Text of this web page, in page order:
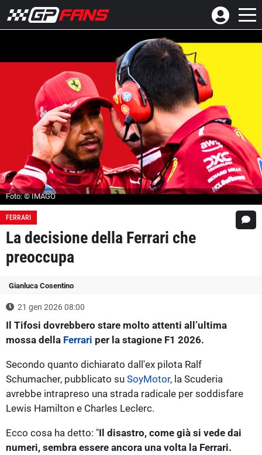
Foto: © IMAGO
FERRARI
La decisione della Ferrari che
preoccupa
Gianluca Cosentino
21 gen 2026 08:00
Il Tifosi dovrebbero stare molto attenti all’ultima
mossa della Ferrari per la stagione F1 2026.
Secondo quanto dichiarato dall'ex pilota Ralf
Schumacher, pubblicato su SoyMotor, la Scuderia
avrebbe intrapreso una strada radicale per soddisfare
Lewis Hamilton e Charles Leclerc.
Ecco cosa ha detto: "Il disastro, come già si vede dai
numeri, sembra essere ancora una volta la Ferrari.